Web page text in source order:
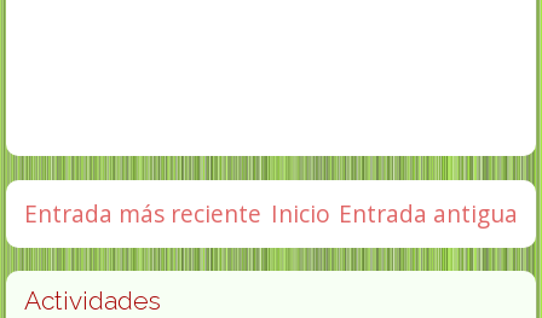
Entrada más reciente Entrada antigua
Inicio
Actividades